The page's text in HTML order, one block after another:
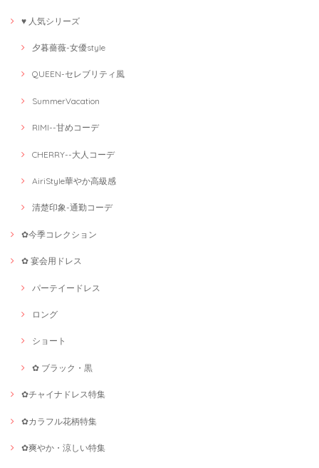
♥ 人気シリーズ
夕暮薔薇-女優style
QUEEN-セレブリティ風
SummerVacation
RIMI--甘めコーデ
CHERRY--大人コーデ
AiriStyle華やか高級感
清楚印象-通勤コーデ
✿今季コレクション
✿ 宴会用ドレス
パーテイードレス
ロング
ショート
✿ ブラック・黒
✿チャイナドレス特集
✿カラフル花柄特集
✿爽やか・涼しい特集